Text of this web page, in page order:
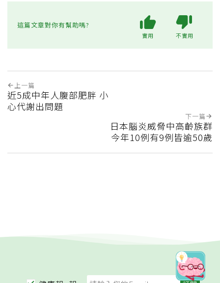
這篇文章對你有幫助嗎?
實用 不實用
上一篇
近5成中年人腹部肥胖 小
心代謝出問題
下一篇
日本腦炎威脅中高齡族群
今年10例有9例皆逾50歲